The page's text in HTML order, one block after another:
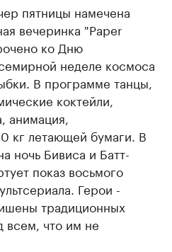
пятницы намечена
вечеринка "Paper
ко Дню
неделе космоса
В программе танцы,
коктейли,
анимация,
кг летающей бумаги. В
ночь Бивиса и Батт-
показ восьмого
Герои -
традиционных
всем, что им не